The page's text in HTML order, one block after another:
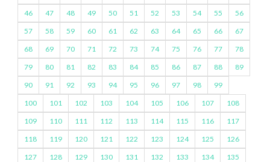
46
47 48 49 50 51 52 53 54 55
56
57
58 59 60 61 62 63 64 65 66
67
68
69 70 71 72 73 74 75 76 77
78
79
80 81 82 83 84 85 86 87 88
89
90
91 92 93 94 95 96 97 98
99
100
101 102 103 104 105 106 107
108
109
110 111 112 113 114 115 116
117
118
119 120 121 122 123 124 125
126
127
128 129 130 131 132 133 134
135